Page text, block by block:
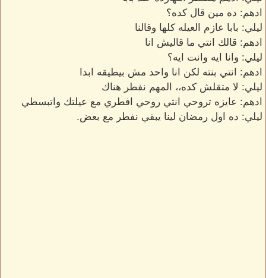
ادهم: ده مين قال كده؟
ليلي: بابا عازم العيله كلها وقالنا
ادهم: قالك انتي ما قاليش انا
ليلي: وانا ايه وانت ايه؟
ادهم: انتي بنته لكن انا واحد مش بيطيقه ابدا
ليلي: لا متقلش كده،، المهم نفطر هناك
ادهم: عايزه تروحي انتي روحي افطري مع عيلتك واتبسطي
ليلي: ده اول رمضان لينا يبقي نفطر مع بعض.